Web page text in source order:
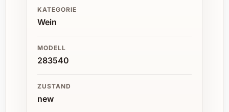
KATEGORIE
Wein
MODELL
283540
ZUSTAND
new